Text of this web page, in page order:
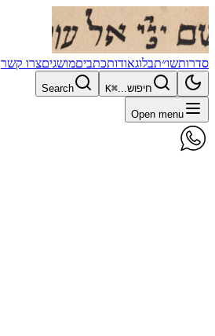
סדרותשו״תבלוגאודותכתביםמושגיםצרו קשר
חיפוש...⌘K
Search
Open menu